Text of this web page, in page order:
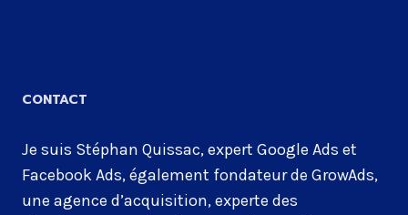
CONTACT
Je suis Stéphan Quissac, expert Google Ads et
Facebook Ads, également fondateur de GrowAds,
une agence d’acquisition, experte des